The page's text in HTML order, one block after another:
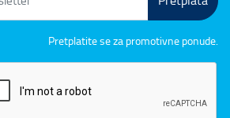
Pretplatite se za promotivne ponude.